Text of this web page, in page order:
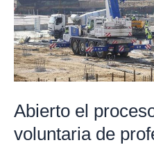
Abierto el
voluntaria de
adscripción
voluntaria
de
profesionales
trabajar